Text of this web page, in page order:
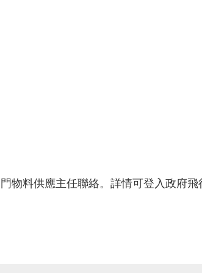
物料供應主任聯絡。詳情可登入政府飛